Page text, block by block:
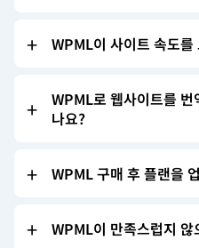
WPML이 사이트 속도를
WPML로 웹사이트를 번
나요?
WPML 구매 후 플랜을
WPML이 만족스럽지